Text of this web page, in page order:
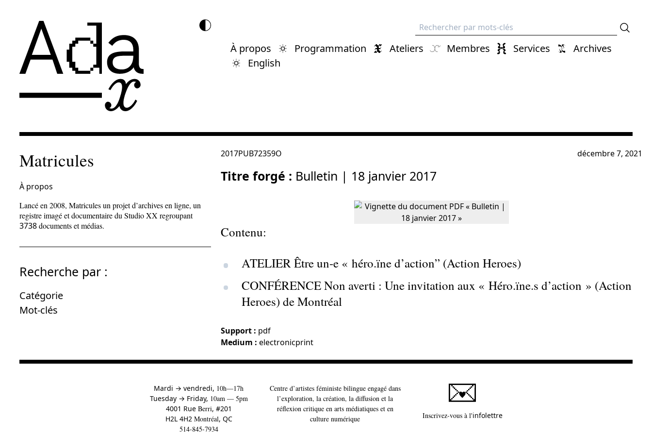
Recherche
À propos Programmation Ateliers Membres Services
Archives
English
Matricules
À propos
Lancé en 2008, Matricules un projet d’archives en ligne, un
registre imagé et documentaire du Studio XX regroupant
3738documents et médias.
Recherche par :
Catégorie
Mot-clés
2017PUB72359O décembre 7, 2021
Titre forgé : Bulletin | 18 janvier 2017
Contenu:
ATELIER Être un-e « héro.ïne d’action” (Action Heroes)
CONFÉRENCE Non averti : Une invitation aux « Héro.ïne.s d’action » (Action
Heroes) de Montréal
Support : pdf
Medium : electronicprint
Mardi → àvendredi, 10h—17h
Tuesday →toFriday, 10am — 5pm
4001 RueBerri, #201
H2L 4H2 Montréal, QC
514-845-7934
Centre d’artistes féministe bilingue engagé dans
l’exploration, la création, la diffusion et la
réflexion critique en arts médiatiques et en
culture numérique
Inscrivez-vous à l'infolettreCe lien s'ouvrira dans une nouvelle fenêtre